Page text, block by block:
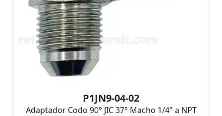
P1JN9-04-02
Adaptador Codo 90° JIC 37° Macho 1/4" a NPT